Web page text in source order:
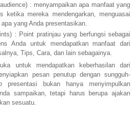
: menyampaikan apa manfaat yang
ketika mereka mendengarkan, menguasai
yang Anda presentasikan.
: Point pratinjau yang berfungsi sebagai
Anda untuk mendapatkan manfaat dari
Tips, Cara, dan lain sebagainya.
untuk mendapatkan keberhasilan dari
pesan penutup dengan sungguh-
presentasi bukan hanya menyimpulkan
sampaikan, tetapi harus berupa ajakan
sesuatu.